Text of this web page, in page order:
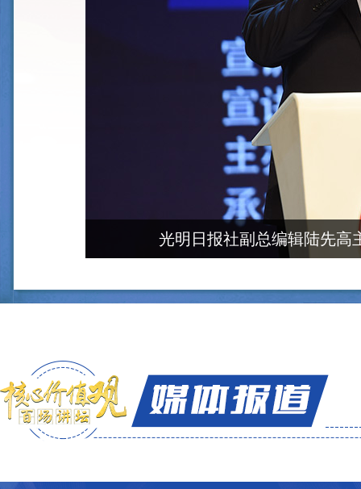
光明日报社副总编辑陆先高